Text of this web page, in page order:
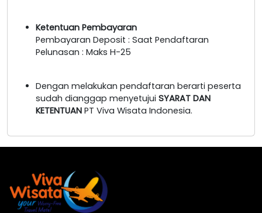
Ketentuan Pembayaran
Pembayaran Deposit : Saat Pendaftaran
Pelunasan : Maks H-25
Dengan melakukan pendaftaran berarti peserta
sudah dianggap menyetujui SYARAT DAN
KETENTUAN PT Viva Wisata Indonesia.